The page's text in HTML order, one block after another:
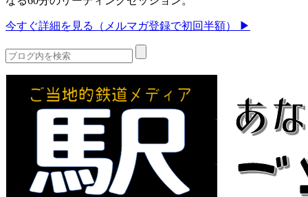
今すぐ詳細を見る（メルマガ登録で初回半額） ▶